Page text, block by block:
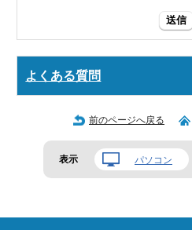
送信
よくある質問
前のページへ戻る
表示 パソコン